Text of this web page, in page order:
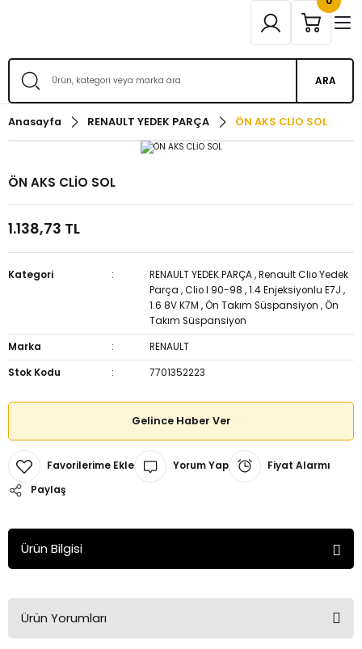
ARA
Anasayfa RENAULT YEDEK PARÇA ÖN AKS CLİO SOL
ÖN AKS CLİO SOL
1.138,73 TL
Kategori RENAULT YEDEK PARÇA ,Renault Clio Yedek
Parça ,Clio I 90-98 ,1.4 Enjeksiyonlu E7J ,
1.6 8V K7M ,Ön Takım Süspansiyon ,Ön
Takım Süspansiyon
Marka
RENAULT
Stok Kodu
7701352223
Gelince Haber Ver
Yorum Yap
Fiyat Alarmı
Paylaş
Ürün Bilgisi
Ürün Yorumları